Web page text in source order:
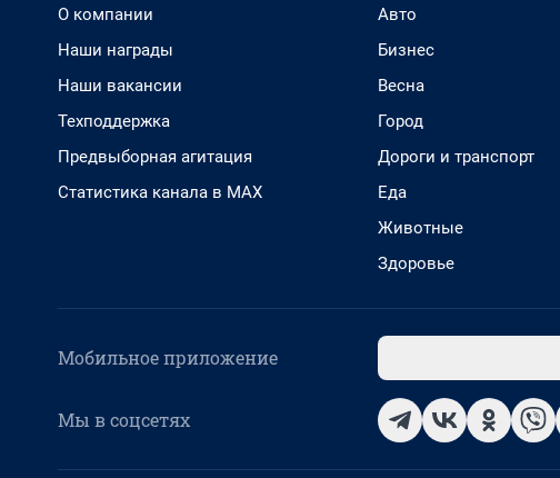
О компании
Наши награды
Наши вакансии
Техподдержка
Предвыборная агитация
Статистика канала в MAX
Авто
Бизнес
Весна
Город
Дороги и транспорт
Еда
Животные
Здоровье
Мобильное приложение
Мы в соцсетях